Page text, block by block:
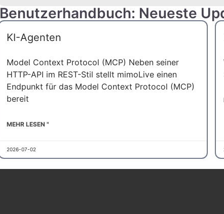
Benutzerhandbuch: Neueste
KI-Agenten
Model Context Protocol (MCP) Neben seiner
HTTP-API im REST-Stil stellt mimoLive einen
Endpunkt für das Model Context Protocol (MCP)
bereit
MEHR LESEN "
2026-07-02